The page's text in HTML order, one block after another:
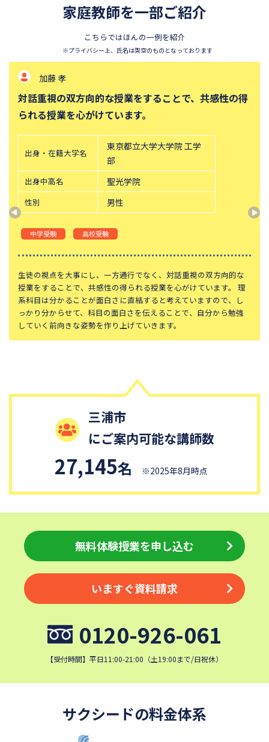
日本大学藤沢中学校
捜真女学校中学部
鶴見大学附属中学校
東海大学付属相模中等部
武相中学校
家庭教師を一部ご紹介
こちらではほんの一例を紹介
※プライバシー上、氏名は架空のものとなっております
加藤 孝
対話重視の双方向的な授業をすることで、共感性の得
られる授業を心がけています。
出身・在籍大学名
東京都立大学大学院 工学
部
出身中高名 聖光学院
性別 男性
中学受験 高校受験
生徒の視点を大事にし、一方通行でなく、対話重視の双方向的な
授業をすることで、共感性の得られる授業を心がけています。 理
系科目は分かることが面白さに直結すると考えていますので、し
っかり分からせて、科目の面白さを伝えることで、自分から勉強
していく前向きな姿勢を作り上げていきます。
三浦市
にご案内可能な講師数
27,145名 ※2025年8月時点
無料体験授業を申し込む
いますぐ資料請求
0120-926-061
【受付時間】平日11:00-21:00（土19:00まで/日祝休）
サクシードの料金体系